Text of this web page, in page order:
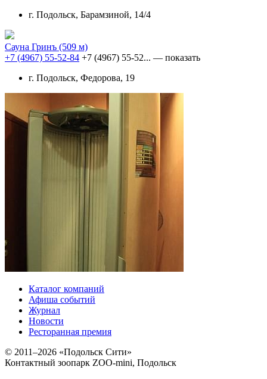
г. Подольск, Барамзиной, 14/4
Сауна Гринъ (509 м)
+7 (4967) 55-52-84 +7 (4967) 55-52... — показать
г. Подольск, Федорова, 19
Каталог компаний
Афиша событий
Журнал
Новости
Ресторанная премия
© 2011–2026 «Подольск Сити»
Контактный зоопарк ZOO-mini, Подольск